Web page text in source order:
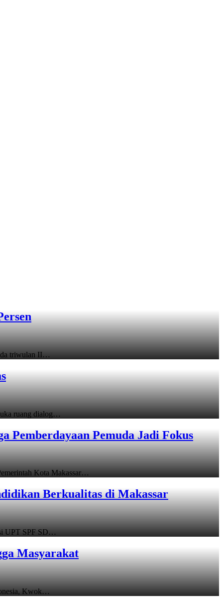
triwulan II…
ruang dialog…
Pemberdayaan Pemuda Jadi Fokus
Kota Makassar…
Berkualitas di Makassar
UPT SPF SD…
Masyarakat
Kwok…